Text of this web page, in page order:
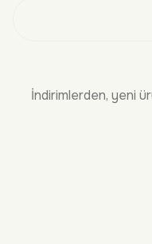
İndirimlerden, yeni